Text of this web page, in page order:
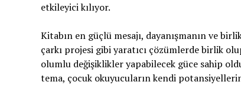
etkileyici kılıyor.
Kitabın en güçlü mesajı, dayanışmanın ve
çarkı projesi gibi yaratıcı çözümlerde birlik
olumlu değişiklikler yapabilecek güce sahip
tema, çocuk okuyucuların kendi